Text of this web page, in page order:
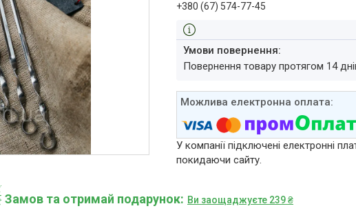
+380 (67) 574-77-45
повернення товару протягом 14
У компанії підключені електронні
покидаючи сайту.
Замов та отримай подарунок
Ви заощаджуєте 239 ₴